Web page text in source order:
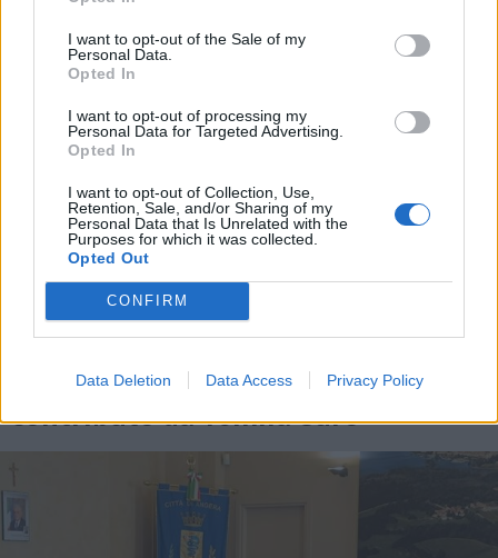
I want to opt-out of the Sale of my
Personal Data.
Opted In
I want to opt-out of processing my
Personal Data for Targeted Advertising.
Opted In
I want to opt-out of Collection, Use,
Retention, Sale, and/or Sharing of my
Personal Data that Is Unrelated with the
Purposes for which it was collected.
Opted Out
CONFIRM
Data Deletion Data Access Privacy Policy
ANGERA
del Museo di Angera grazie a un
contributo da 16mila euro